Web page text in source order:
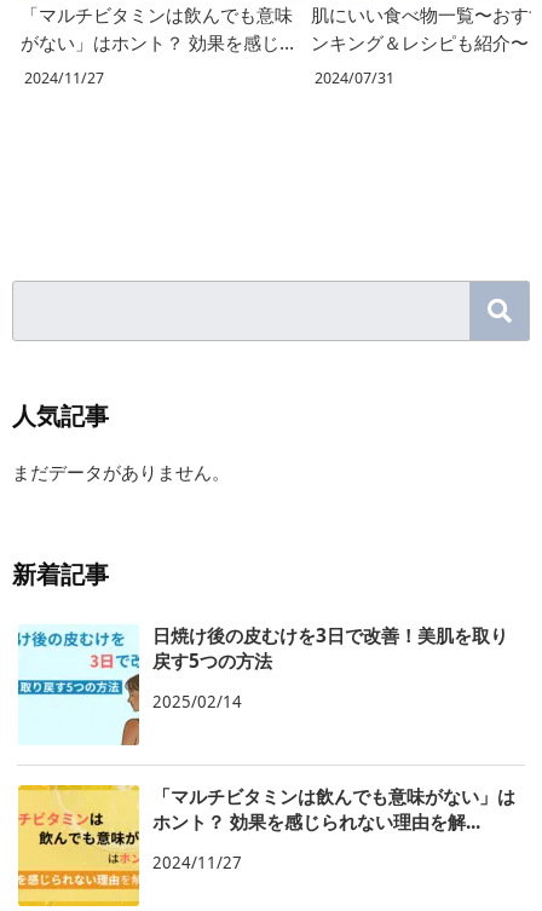
「マルチビタミンは飲んでも意味
がない」はホント？ 効果を感じ
られない理由を解説
2024/11/27
肌にいい食べ物一覧〜おす
ンキング＆レシピも紹介〜
2024/07/31
人気記事
まだデータがありません。
新着記事
日焼け後の皮むけを3日で改善！美肌を取り
戻す5つの方法
2025/02/14
「マルチビタミンは飲んでも意味がない」は
ホント？ 効果を感じられない理由を解...
2024/11/27